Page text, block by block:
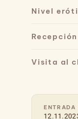
Nivel
Visita al
ENTRADA